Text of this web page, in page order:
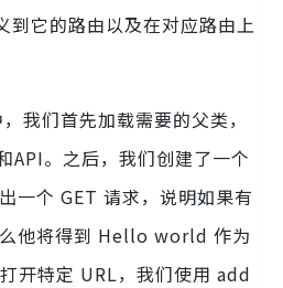
它的路由以及在对应路由上
我们首先加载需要的父类，
API。之后，我们创建了一个
一个 GET 请求，说明如果有
他将得到 Hello world 作为
开特定 URL，我们使用 add